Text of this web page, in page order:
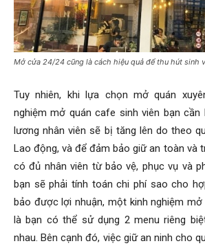
Mở cửa 24/24 cũng là cách hiệu quả để thu hút sinh
Tuy nhiên, khi lựa chọn mở quán
nghiệm mở quán cafe sinh viên bạn cần
lương nhân viên sẽ bị tăng lên do theo
Lao động, và để đảm bảo giữ an toàn và
có đủ nhân viên từ bảo vệ, phục vụ và
bạn sẽ phải tính toán chi phí sao cho
bảo được lợi nhuận, mộtkinh nghiệm mở
là bạn có thể sử dụng 2 menu riêng
nhau. Bên cạnh đó, việc giữ an ninh cho